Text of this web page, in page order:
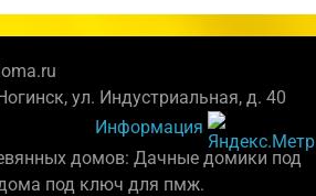
ул. Индустриальная, д. 40
Информация
домов: Дачные домики под
под ключ для пмж.